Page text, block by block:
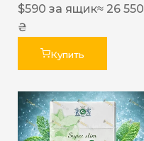
$590 за ящик≈ 26 550
₴
Купить